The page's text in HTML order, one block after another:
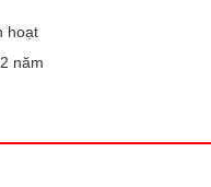
hoạt
năm